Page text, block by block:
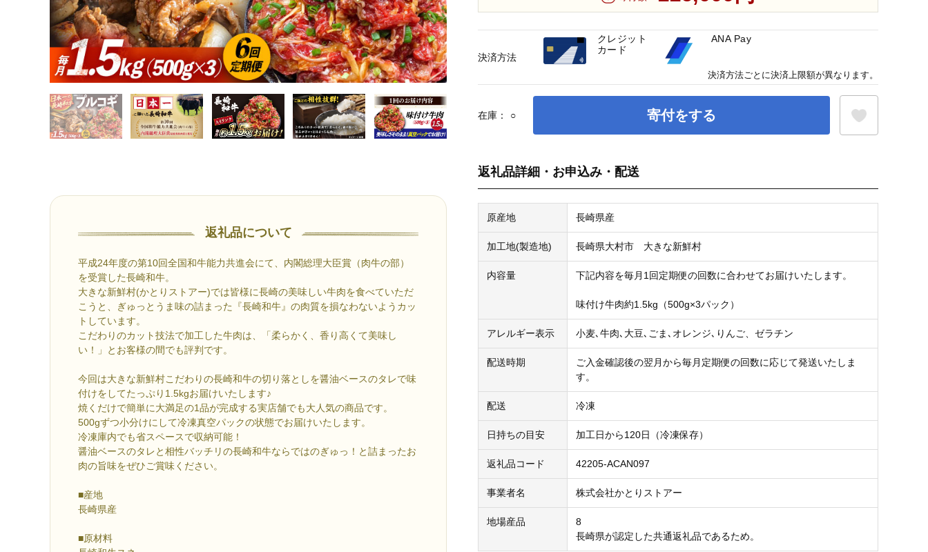
返礼品について
平成24年度の第10回全国和牛能力共進会にて、内閣総理大臣賞（肉牛の部）
を受賞した長崎和牛。
大きな新鮮村(かとりストアー)では皆様に長崎の美味しい牛肉を食べていただ
こうと、ぎゅっとうま味の詰まった『長崎和牛』の肉質を損なわないようカッ
トしています。
こだわりのカット技法で加工した牛肉は、「柔らかく、香り高くて美味し
い！」とお客様の間でも評判です。
今回は大きな新鮮村こだわりの長崎和牛の切り落としを醤油ベースのタレで味
付けをしてたっぷり1.5kgお届けいたします♪
焼くだけで簡単に大満足の1品が完成する実店舗でも大人気の商品です。
500gずつ小分けにして冷凍真空パックの状態でお届けいたします。
冷凍庫内でも省スペースで収納可能！
醤油ベースのタレと相性バッチリの長崎和牛ならではのぎゅっ！と詰まったお
肉の旨味をぜひご賞味ください。
■産地
長崎県産
■原材料
在庫： ○ 寄付をする
返礼品詳細・お申込み・配送
原産地 長崎県産
加工地(製造地) 長崎県大村市 大きな新鮮村
内容量 下記内容を毎月1回定期便の回数に合わせてお届けいたします。
味付け牛肉約1.5kg（500g×3パック）
アレルギー表示 小麦､牛肉､大豆､ごま､オレンジ､りんご、ゼラチン
配送時期
ご入金確認後の翌月から毎月定期便の回数に応じて発送いたしま
す。
配送 冷凍
日持ちの目安 加工日から120日（冷凍保存）
返礼品コード 42205-ACAN097
事業者名 株式会社かとりストアー
地場産品
8
長崎県が認定した共通返礼品であるため。
決済方法
クレジット
カード
ANA Pay
決済方法ごとに決済上限額が異なります。